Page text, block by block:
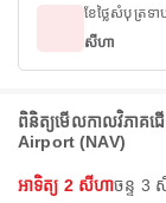
ខែថ្លៃសំបុត្រទ
សីហា
ពិនិត្យមើលកាលវិភាគ
Airport (NAV)
អាទិត្យ 2 សីហាចន្ទ 3